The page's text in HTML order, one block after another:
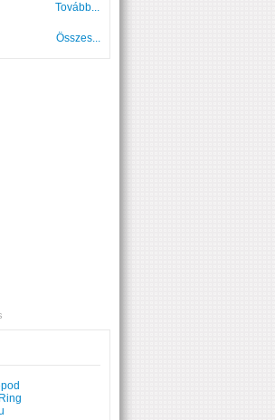
Tovább...
Összes...